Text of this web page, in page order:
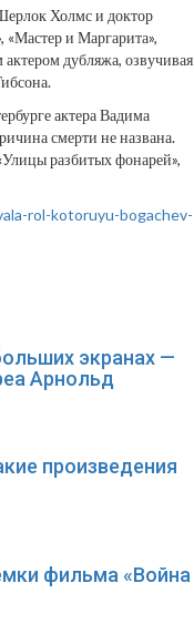
Холмс и доктор
«Мастер и Маргарита»,
дубляжа, озвучивая
актера Вадима
смерти не названа.
разбитых фонарей»,
rol-kotoruyu-bogachev-
экранах —
Арнольд
произведения
фильма «Война